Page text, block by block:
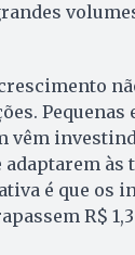
Pequenas
vêm
adaptarem às
é que os
R$